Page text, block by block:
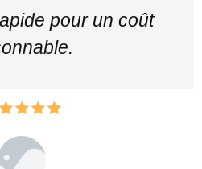
pour un coût